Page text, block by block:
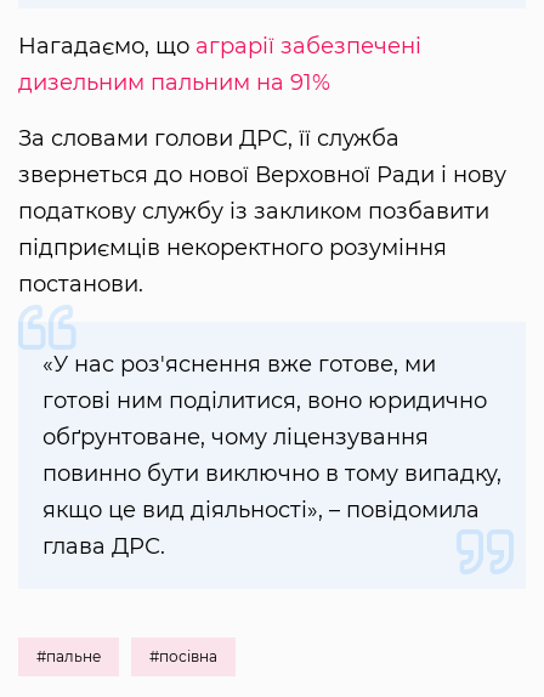
Нагадаємо, що аграрії забезпечені
дизельним пальним на 91%
За словами голови ДРС, її служба
звернеться до нової Верховної Ради і нову
податкову службу із закликом позбавити
підприємців некоректного розуміння
постанови.
«У нас роз'яснення вже готове, ми
готові ним поділитися, воно юридично
обґрунтоване, чому ліцензування
повинно бути виключно в тому випадку,
якщо це вид діяльності», – повідомила
глава ДРС.
#пальне #посівна